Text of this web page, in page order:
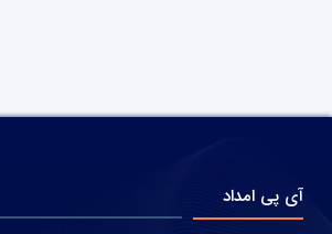
آی پی امداد